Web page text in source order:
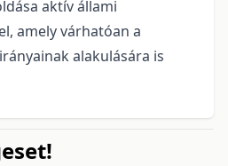
aktív állami
amely várhatóan a
alakulására is